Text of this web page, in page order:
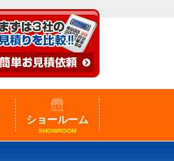
ショールーム
SHOWROOM